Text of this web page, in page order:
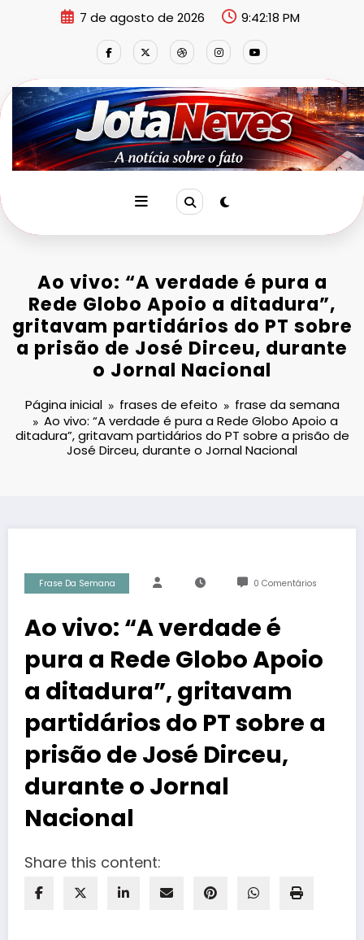
7 de agosto de 2026 9:42:18 PM
Ao vivo: “A verdade é pura a
Rede Globo Apoio a ditadura”,
gritavam partidários do PT sobre
a prisão de José Dirceu, durante
o Jornal Nacional
Página inicial frases de efeito
frase da semana
Ao vivo: “A verdade é pura a Rede Globo Apoio a
ditadura”, gritavam partidários do PT sobre a prisão de
José Dirceu, durante o Jornal Nacional
Frase Da Semana 0 Comentários
Ao vivo: “A verdade é
pura a Rede Globo Apoio
a ditadura”, gritavam
partidários do PT sobre a
prisão de José Dirceu,
durante o Jornal
Nacional
Share this content: